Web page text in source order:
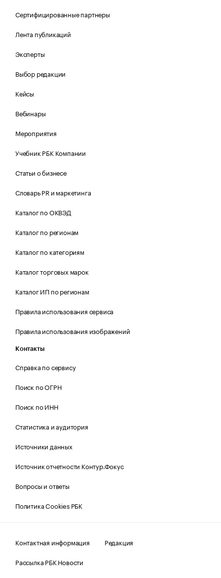
Сертифицированные партнеры
Лента публикаций
Эксперты
Выбор редакции
Кейсы
Вебинары
Мероприятия
Учебник РБК Компании
Статьи о бизнесе
Словарь PR и маркетинга
Каталог по ОКВЭД
Каталог по регионам
Каталог по категориям
Каталог торговых марок
Каталог ИП по регионам
Правила использования сервиса
Правила использования изображений
Контакты
Справка по сервису
Поиск по ОГРН
Поиск по ИНН
Статистика и аудитория
Источники данных
Источник отчетности Контур.Фокус
Вопросы и ответы
Политика Cookies РБК
Контактная информация
Редакция
Рассылка РБК Новости